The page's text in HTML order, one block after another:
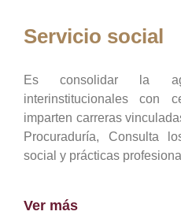
Servicio social
Es consolidar la
interinstitucionales con
imparten carreras
Procuraduría, Consulta
social y prácticas
Ver más